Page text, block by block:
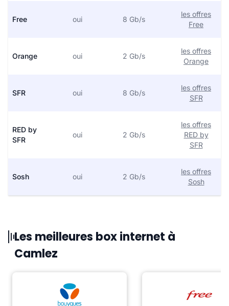
Free oui 8 Gb/s
les offres
Free
Orange oui 2 Gb/s
les offres
Orange
SFR oui 8 Gb/s
les offres
SFR
RED by
SFR
oui 2 Gb/s
les offres
RED by
SFR
Sosh oui 2 Gb/s
les offres
Sosh
Les meilleures box internet à
Camlez